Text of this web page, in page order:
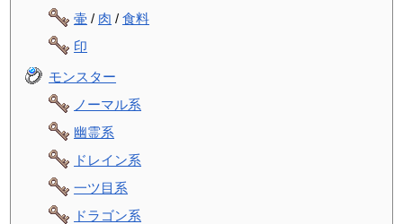
壷 / 肉 /食料
印
モンスター
ノーマル系
幽霊系
ドレイン系
一ツ目系
ドラゴン系